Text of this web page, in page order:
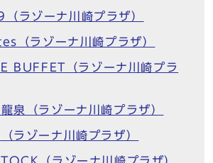
ラゾーナ川崎プラザ）
（ラゾーナ川崎プラザ）
BUFFET（ラゾーナ川崎プラ
泉（ラゾーナ川崎プラザ）
ラゾーナ川崎プラザ）
（ラゾーナ川崎プラザ）